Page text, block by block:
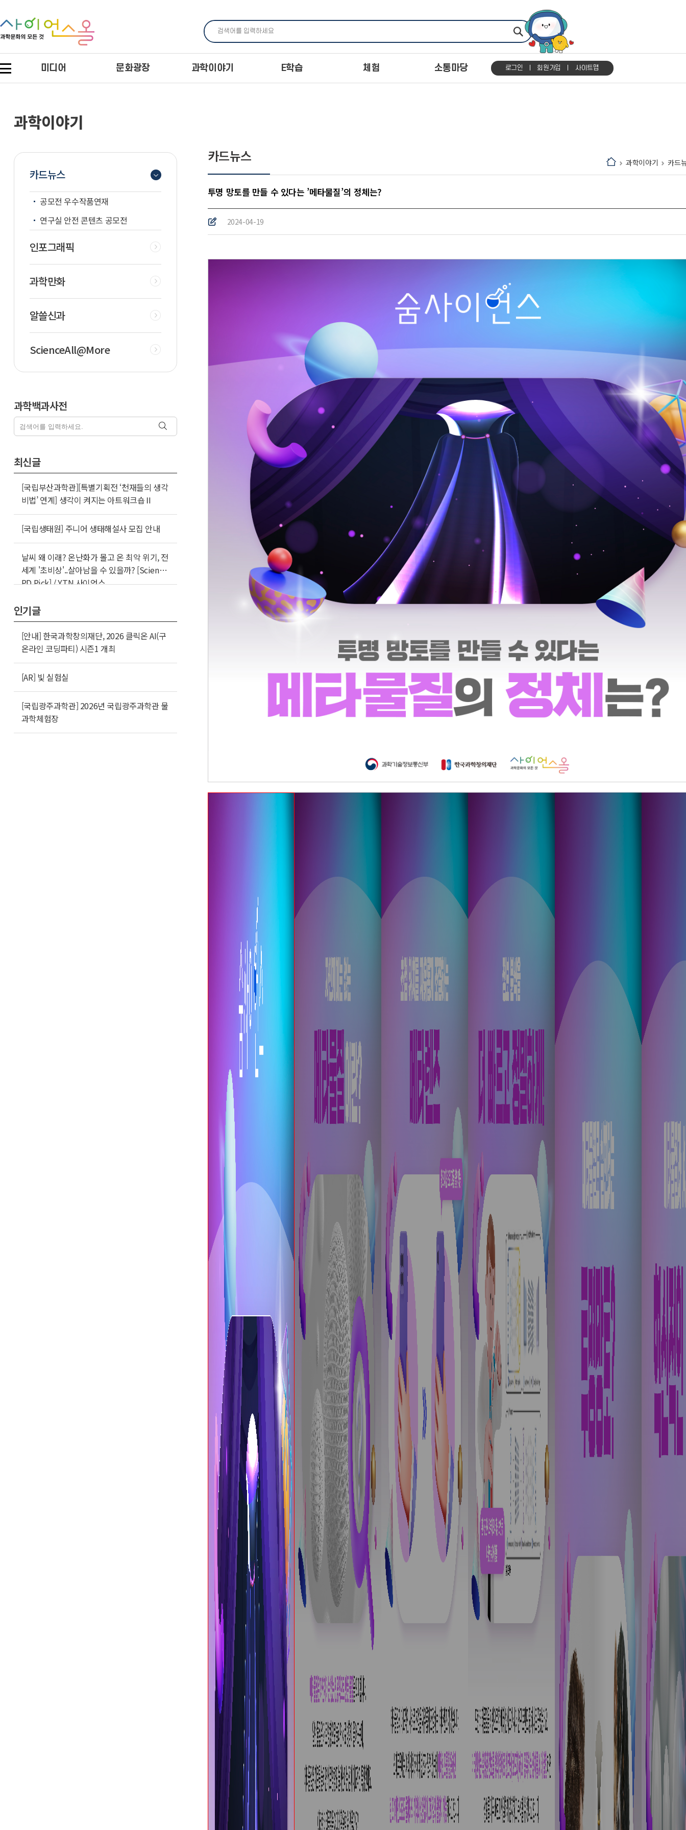
미디어 문화광장 과학이야기 E학습 체험 소통마당 로그인 회원가입 사이트맵
카드뉴스 과학이야기 카드
과학이야기
카드뉴스
공모전 우수작품연재
연구실 안전 콘텐츠 공모전
인포그래픽
과학만화
알쓸신과
ScienceAll@More
과학백과사전
최신글
[국립부산과학관][특별기획전 ‘천재들의 생각
비법’ 연계] 생각이 켜지는 아트워크숍Ⅱ
[국립생태원] 주니어 생태해설사 모집 안내
날씨 왜 이래? 온난화가 몰고 온 최악 위기, 전
세계 '초비상'..살아남을 수 있을까? [Science
PD Pick] / YTN 사이언스
인기글
[안내] 한국과학창의재단, 2026 클릭온 AI(구
온라인 코딩파티) 시즌1 개최
[AR] 빛 실험실
[국립광주과학관] 2026년 국립광주과학관 물
과학체험장
투명 망토를 만들 수 있다는 ’메타물질’의 정체는?
2024-04-19